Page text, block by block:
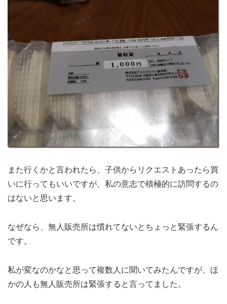
また行くかと言われたら、子供からリクエストあったら買
いに行ってもいいですが、私の意志で積極的に訪問するの
はないと思います。
なぜなら、無人販売所は慣れてないとちょっと緊張するん
です。
私が変なのかなと思って複数人に聞いてみたんですが、ほ
かの人も無人販売所は緊張すると言ってました。